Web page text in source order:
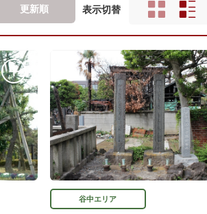
更新順 表示切替
谷中エリア